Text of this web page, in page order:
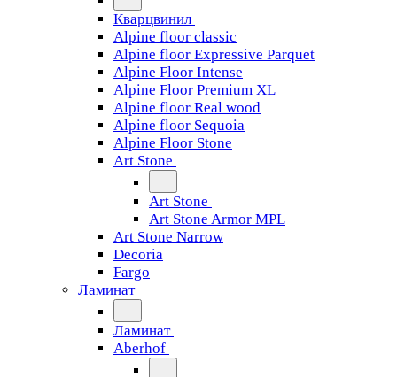
Кварцвинил
Alpine floor classic
Alpine floor Expressive Parquet
Alpine Floor Intense
Alpine Floor Premium XL
Alpine floor Real wood
Alpine floor Sequoia
Alpine Floor Stone
Art Stone
Art Stone
Art Stone Armor MPL
Art Stone Narrow
Decoria
Fargo
Ламинат
Ламинат
Aberhof